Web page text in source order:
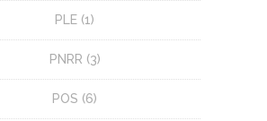
PLE (1)
PNRR (3)
POS (6)